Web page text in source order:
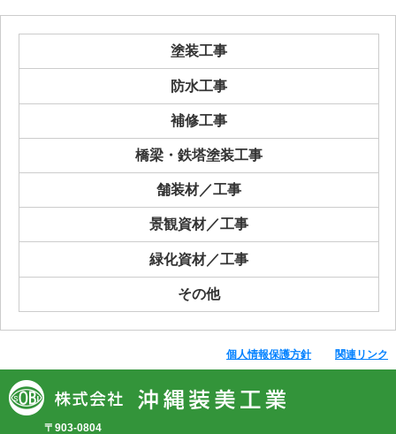
塗装工事
防水工事
補修工事
橋梁・鉄塔塗装工事
舗装材／工事
景観資材／工事
緑化資材／工事
その他
個人情報保護方針 関連リンク
〒903-0804